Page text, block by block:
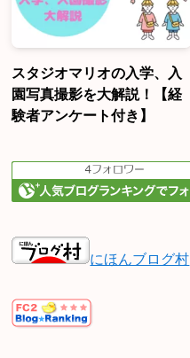
スタジオマリオの入学、入
園写真撮影を大解説！【経
験者アンケート付き】
にほんブログ村